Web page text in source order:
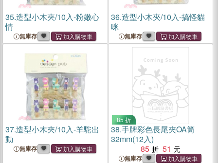
35.造型小木夾/10入-粉嫩心
情
無庫存
36.造型小木夾/10入-搞怪貓
咪
無庫存
37.造型小木夾/10入-羊駝出
動
無庫存
85 折
38.手牌彩色長尾夾OA筒
32mm(12入)
85
51
無庫存